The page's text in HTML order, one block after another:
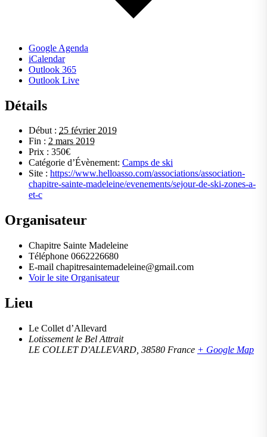
Google Agenda
iCalendar
Outlook 365
Outlook Live
Détails
Début : 25 février 2019
Fin : 2 mars 2019
Prix : 350€
Catégorie d’Évènement: Camps de ski
Site : https://www.helloasso.com/associations/association-
chapitre-sainte-madeleine/evenements/sejour-de-ski-zones-a-
et-c
Organisateur
Chapitre Sainte Madeleine
Téléphone 0662226680
E-mail chapitresaintemadeleine@gmail.com
Voir le site Organisateur
Lieu
Le Collet d’Allevard
Lotissement le Bel Attrait
LE COLLET D'ALLEVARD 38580 France + Google Map